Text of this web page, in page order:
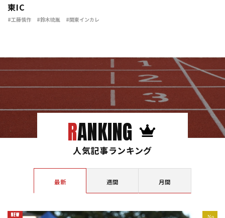
東IC
#工藤慎作 #鈴木琉胤 #関東インカレ
RANKING
人気記事ランキング
最新 週間 月間